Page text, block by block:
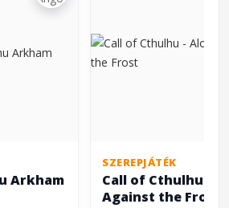
Arkham
SZEREPJÁTÉK
Call of Cthulhu -
Against the Frost